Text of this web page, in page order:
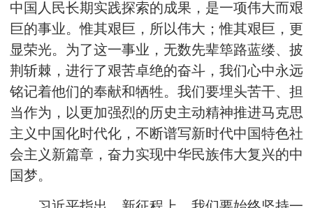
中国人民长期实践探索的成果，是一项伟大而艰
巨的事业。惟其艰巨，所以伟大；惟其艰巨，更
显荣光。为了这一事业，无数先辈筚路蓝缕、披
荆斩棘，进行了艰苦卓绝的奋斗，我们心中永远
铭记着他们的奉献和牺牲。我们要埋头苦干、担
当作为，以更加强烈的历史主动精神推进马克思
主义中国化时代化，不断谱写新时代中国特色社
会主义新篇章，奋力实现中华民族伟大复兴的中
国梦。